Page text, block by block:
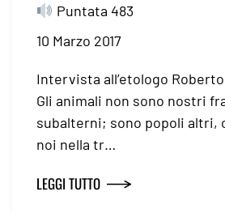
Puntata 483
10 Marzo 2017
Intervista all’etologo
Gli animali non sono nostri
subalterni; sono popoli altri,
noi nella tr…
LEGGI TUTTO